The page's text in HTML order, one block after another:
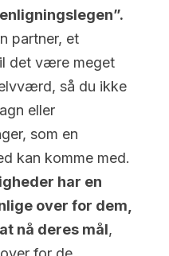
partner, et
det være meget
så du ikke
eller
som en
kan komme med.
har en
over for dem,
nå deres mål,